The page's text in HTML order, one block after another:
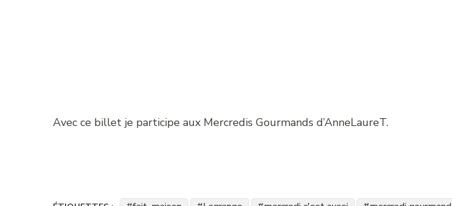
Avec ce billet je participe aux Mercredis Gourmands d’AnneLaureT.